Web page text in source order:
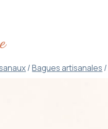
/ Bagues artisanales /